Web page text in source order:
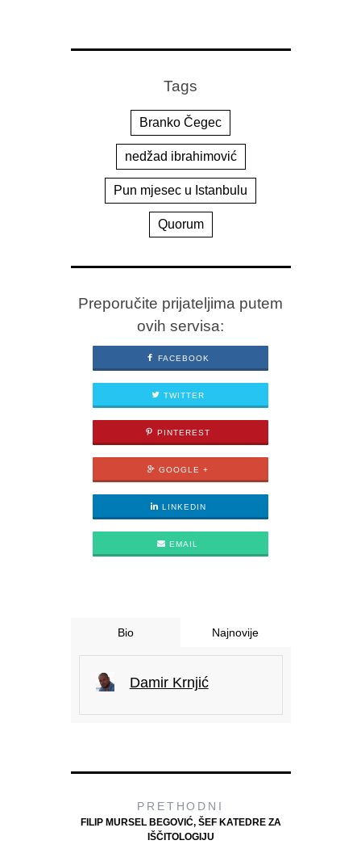
Tags
Branko Čegec
nedžad ibrahimović
Pun mjesec u Istanbulu
Quorum
Preporučite prijateljima putem
ovih servisa:
FACEBOOK
TWITTER
PINTEREST
GOOGLE +
LINKEDIN
EMAIL
Bio Najnovije
Damir Krnjić
PRETHODNI
FILIP MURSEL BEGOVIĆ, ŠEF KATEDRE ZA
IŠČITOLOGIJU